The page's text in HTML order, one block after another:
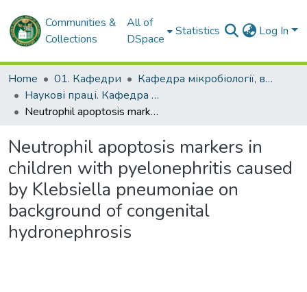
Communities &
Collections
All of
DSpace
Statistics Log In
Home 01. Кафедри
Кафедра мікробіології, вірусології та імунології імені професора Д.П. Гриньова
Наукові праці. Кафедра мікробіології, вірусології та імунології імені професора Д.П. Гриньова
Neutrophil apoptosis markers in children with pyelonephritis caused by Klebsiella pneumoniae on background of congenital hydronephrosis
Neutrophil apoptosis markers in
children with pyelonephritis caused
by Klebsiella pneumoniae on
background of congenital
hydronephrosis